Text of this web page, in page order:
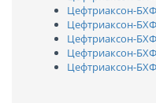
Цефтриаксон-
Цефтриаксон-
Цефтриаксон-
Цефтриаксон-
Цефтриаксон-